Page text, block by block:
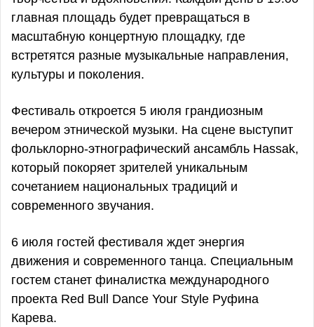
главная площадь будет превращаться в
масштабную концертную площадку, где
встретятся разные музыкальные направления,
культуры и поколения.
Фестиваль откроется 5 июля грандиозным
вечером этнической музыки. На сцене выступит
фольклорно-этнографический ансамбль Hassak,
который покоряет зрителей уникальным
сочетанием национальных традиций и
современного звучания.
6 июля гостей фестиваля ждет энергия
движения и современного танца. Специальным
гостем станет финалистка международного
проекта Red Bull Dance Your Style Руфина
Карева.